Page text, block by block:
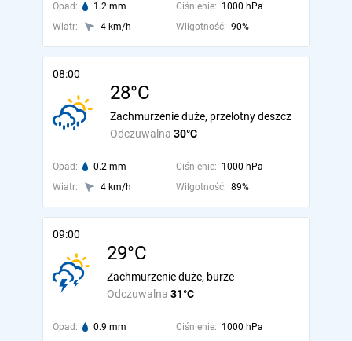
Opad: 1.2 mm Ciśnienie: 1000 hPa
Wiatr:
4 km/h Wilgotność: 90%
08:00
28°C
Odczuwalna 30°C
Zachmurzenie duże, przelotny deszcz
Opad: 0.2 mm Ciśnienie: 1000 hPa
Wiatr:
4 km/h Wilgotność: 89%
09:00
29°C
Odczuwalna 31°C
Zachmurzenie duże, burze
Opad: 0.9 mm Ciśnienie: 1000 hPa